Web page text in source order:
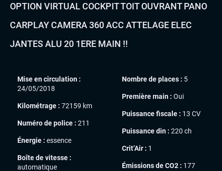
OPTION VIRTUAL COCKPIT TOIT OUVRANT PANO
CARPLAY CAMERA 360 ACC ATTELAGE ELEC
JANTES ALU 20 1ERE MAIN !!
Mise en circulation :
24/05/2018
Kilométrage : 72159 km
Numéro de police : 211
Énergie : essence
Boîte de vitesse :
automatique
Nombre de places : 5
Première main : Oui
Puissance fiscale : 13 CV
Puissance din : 220 ch
Crit’Air : 1
Émissions de CO2 : 177